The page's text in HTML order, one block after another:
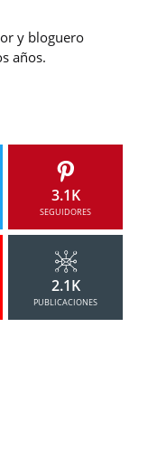
y bloguero
años.
3.1K
SEGUIDORES
2.1K
PUBLICACIONES